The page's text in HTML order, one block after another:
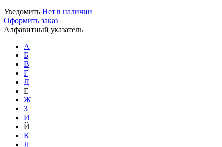
Уведомить Нет в наличии
Оформить заказ
Алфавитный указатель
А
Б
В
Г
Д
Е
Ж
З
И
Й
К
Л